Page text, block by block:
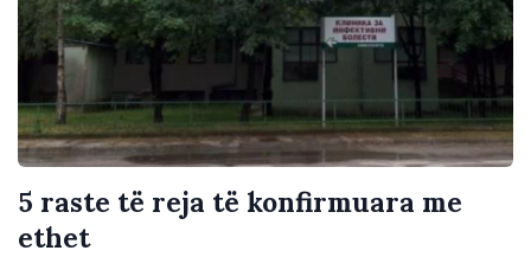
5 raste të reja të konfirmuara me
ethet